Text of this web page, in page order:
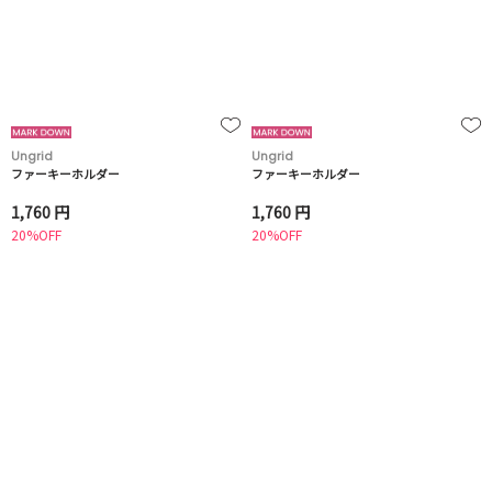
Ungrid
ファーキーホルダー
1,760 円
20%OFF
Ungrid
ファーキーホルダー
1,760 円
20%OFF